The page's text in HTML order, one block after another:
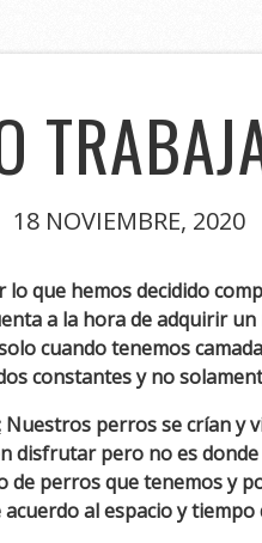
18 NOVIEMBRE, 2020
que hemos decidido
a la hora de adquirir
cuando tenemos
constantes y no
Nuestros perros se crían y
disfrutar pero no es
perros que tenemos y
acuerdo al espacio y tiempo